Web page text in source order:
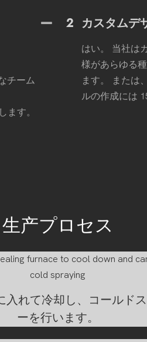
チーム
ます。
2 カスタムデ
はい。 当社は
様があらゆる
ます。 または
ルの作成には
生产プロセス
入れて冷却し、コールド
ーを行います。